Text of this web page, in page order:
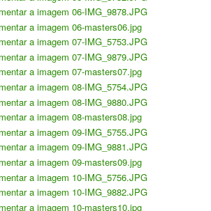
32 Paço do Lumiar - Lisboa 1600-461
Marcação de Courts
de Formulário